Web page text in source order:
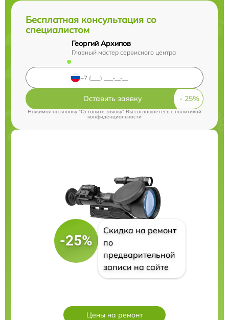
Бесплатная консультация со
специалистом
Георгий Архипов
Главный мастер сервисного центра
Оставить заявку
Нажимая на кнопку "Оставить заявку" Вы соглашаетесь cполитикой
конфиденциальности
-25%
Скидка на ремонт
по
предварительной
записи на сайте
Цены на ремонт